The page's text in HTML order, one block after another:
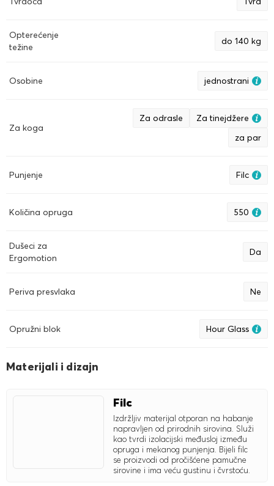
Opterećenje
težine
do 140 kg
Osobine jednostrani
Za koga
Za odrasle
Za tinejdžere
za par
Punjenje Filc
Količina opruga 550
Dušeci za
Ergomotion
Da
Periva presvlaka Ne
Opružni blok Hour Glass
Materijali i dizajn
Filc
Izdržljiv materijal otporan na habanje
napravljen od prirodnih sirovina. Služi
kao tvrdi izolacijski međusloj između
opruga i mekanog punjenja. Bijeli filc
se proizvodi od pročišćene pamučne
sirovine i ima veću gustinu i čvrstoću.